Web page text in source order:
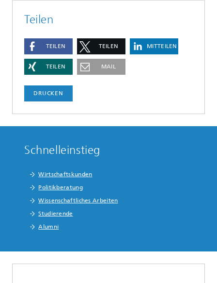
Teilen
TEILEN TEILEN MITTEILEN
TEILEN MAIL
DRUCKEN
Schnelleinstieg
Wirtschaftskunden
Politikberatung
Wissenschaftliches Arbeiten
Studierende
Alumni